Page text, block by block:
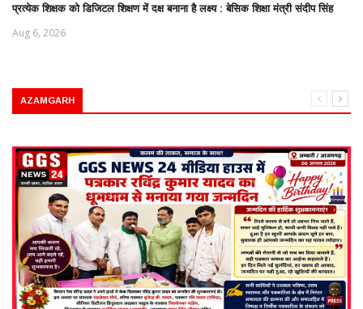
प्रत्येक शिक्षक को डिजिटल शिक्षण में दक्ष बनाना है लक्ष्य : बेसिक शिक्षा मंत्री संदीप सिंह
Aug 6, 2026
AZAMGARH